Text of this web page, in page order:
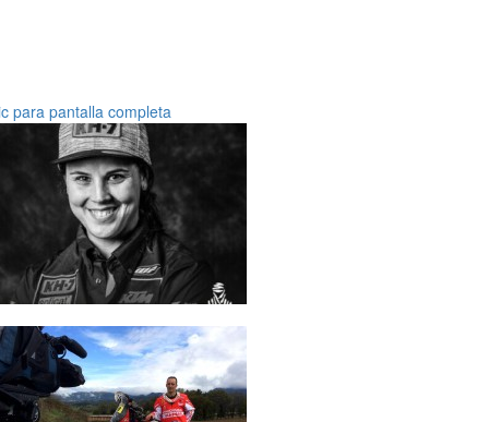
para pantalla completa